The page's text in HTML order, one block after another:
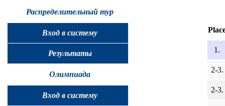
Распределительный тур
Вход в систему
Результаты
Олимпиада
Вход в систему
1.
2-3.
2-3.